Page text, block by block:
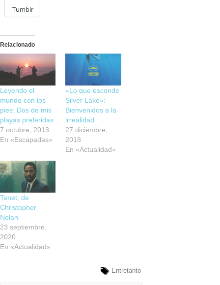
Tumblr
Relacionado
Leyendo el
mundo con los
pies: Dos de mis
playas preferidas
7 octubre, 2013
En «Escapadas»
«Lo que esconde
Silver Lake»:
Bienvenidos a la
irrealidad
27 diciembre,
2018
En «Actualidad»
Tenet, de
Christopher
Nolan
23 septiembre,
2020
En «Actualidad»
Entretanto